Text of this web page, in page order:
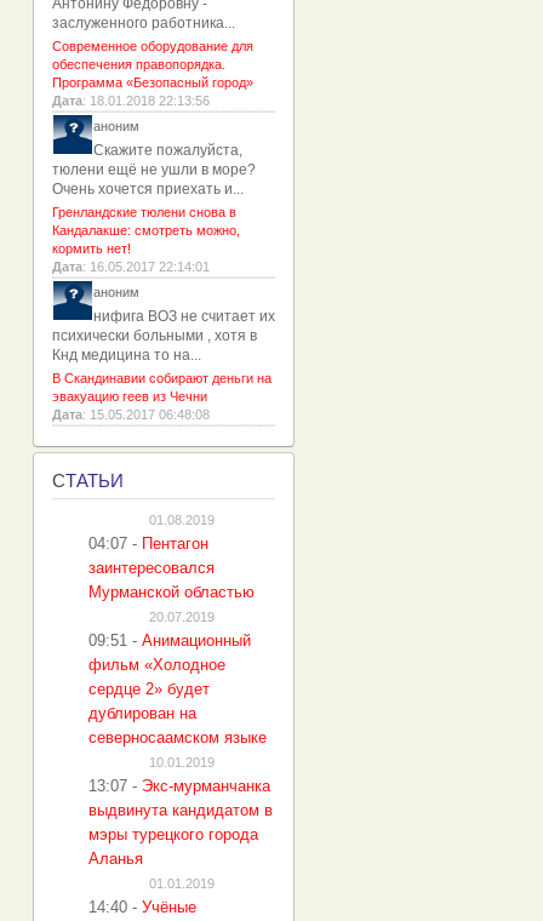
Антонину Фёдоровну -
заслуженного работника...
Современное оборудование для
обеспечения правопорядка.
Программа «Безопасный город»
Дата: 18.01.2018 22:13:56
аноним
Скажите пожалуйста,
тюлени ещё не ушли в море?
Очень хочется приехать и...
Гренландские тюлени снова в
Кандалакше: смотреть можно,
кормить нет!
Дата: 16.05.2017 22:14:01
аноним
нифига ВОЗ не считает их
психически больными , хотя в
Кнд медицина то на...
В Скандинавии собирают деньги на
эвакуацию геев из Чечни
Дата: 15.05.2017 06:48:08
СТАТЬИ
01.08.2019
04:07 - Пентагон
заинтересовался
Мурманской областью
20.07.2019
09:51 - Анимационный
фильм «Холодное
сердце 2» будет
дублирован на
северносаамском языке
10.01.2019
13:07 - Экс-мурманчанка
выдвинута кандидатом в
мэры турецкого города
Аланья
01.01.2019
14:40 - Учёные